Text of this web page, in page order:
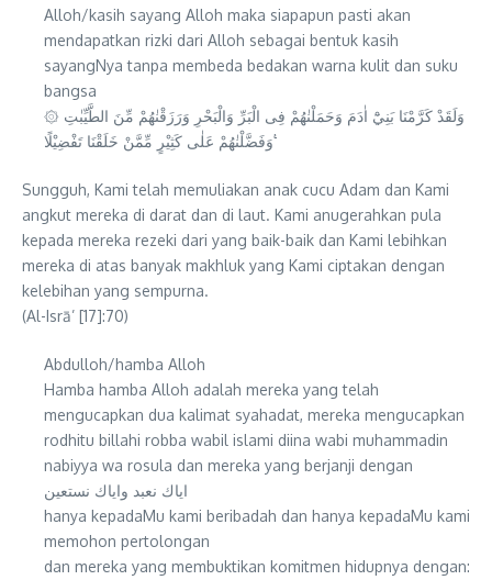
Alloh/kasih sayang Alloh maka siapapun pasti akan
mendapatkan rizki dari Alloh sebagai bentuk kasih
sayangNya tanpa membeda bedakan warna kulit dan suku
bangsa
۞ وَلَقَدْ كَرَّمْنَا بَنِيْٓ اٰدَمَ وَحَمَلْنٰهُمْ فِى الْبَرِّ وَالْبَحْرِ وَرَزَقْنٰهُمْ مِّنَ الطَّيِّبٰتِ
وَفَضَّلْنٰهُمْ عَلٰى كَثِيْرٍ مِّمَّنْ خَلَقْنَا تَفْضِيْلًا ࣖ
Sungguh, Kami telah memuliakan anak cucu Adam dan Kami
angkut mereka di darat dan di laut. Kami anugerahkan pula
kepada mereka rezeki dari yang baik-baik dan Kami lebihkan
mereka di atas banyak makhluk yang Kami ciptakan dengan
kelebihan yang sempurna.
(Al-Isrā’ [17]:70)
Abdulloh/hamba Alloh
Hamba hamba Alloh adalah mereka yang telah
mengucapkan dua kalimat syahadat, mereka mengucapkan
rodhitu billahi robba wabil islami diina wabi muhammadin
nabiyya wa rosula dan mereka yang berjanji dengan
اياك نعبد واياك نستعين
hanya kepadaMu kami beribadah dan hanya kepadaMu kami
memohon pertolongan
dan mereka yang membuktikan komitmen hidupnya dengan: